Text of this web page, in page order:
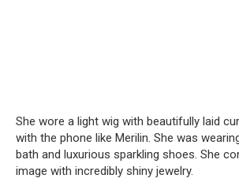
She wore a light wig with beautifully laid
with the phone like Merilin. She was
bath and luxurious sparkling shoes. She
image with incredibly shiny jewelry.